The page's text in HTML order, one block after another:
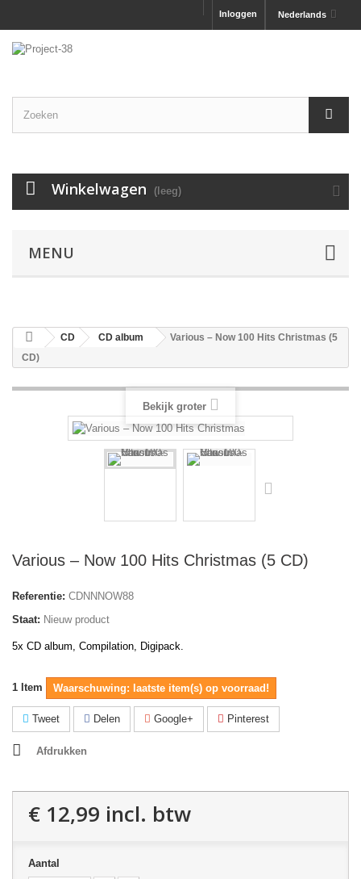
Nederlands
Inloggen
Winkelwagen (leeg)
MENU
CD CD album
Various ‎– Now 100 Hits Christmas (5
CD)
Bekijk groter
Various ‎– Now 100 Hits Christmas (5 CD)
Referentie: CDNNNOW88
Staat: Nieuw product
5x CD album, Compilation, Digipack.
1 Item Waarschuwing: laatste item(s) op voorraad!
Tweet Delen Google+ Pinterest
Afdrukken
€ 12,99 incl. btw
Aantal